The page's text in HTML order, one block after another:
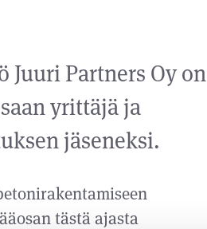
Partners Oy on
yrittäjä ja
jäseneksi.
tästä ajasta